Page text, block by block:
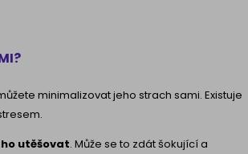
minimalizovat jeho strach sami. Existuje
utěšovat. Může se to zdát šokující a